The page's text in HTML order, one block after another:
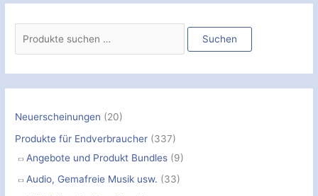
e
a
h
Suchen
Neuerscheinungen (20)
Produkte für Endverbraucher (337)
Angebote und Produkt Bundles (9)
Audio, Gemafreie Musik usw. (33)